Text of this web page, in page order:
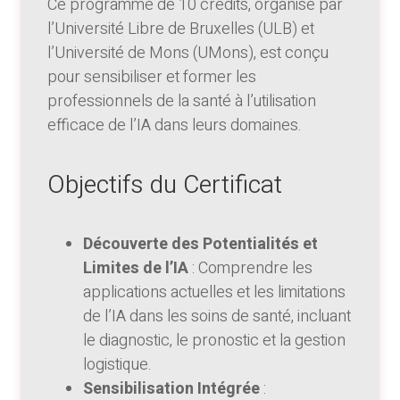
Ce programme de 10 crédits, organisé par
l’Université Libre de Bruxelles (ULB) et
l’Université de Mons (UMons), est conçu
pour sensibiliser et former les
professionnels de la santé à l’utilisation
efficace de l’IA dans leurs domaines.
Objectifs du Certificat
Découverte des Potentialités et
Limites de l’IA: Comprendre les
applications actuelles et les limitations
de l’IA dans les soins de santé, incluant
le diagnostic, le pronostic et la gestion
logistique.
Sensibilisation Intégrée: